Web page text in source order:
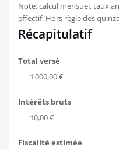
Note: calcul mensuel, taux
effectif. Hors règle des
Récapitulatif
Total versé
1 000,00 €
Intérêts bruts
10,00 €
Fiscalité estimée